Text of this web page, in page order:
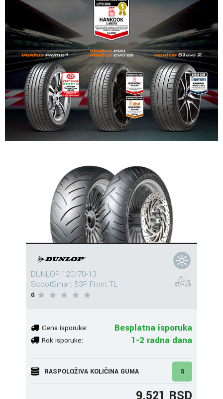
DUNLOP 120/70-13
ScootSmart 53P Front TL
0
Cena isporuke: Besplatna isporuka
Rok isporuke: 1-2 radna dana
RASPOLOŽIVA KOLIČINA GUMA 5